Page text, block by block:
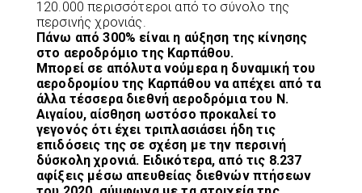
120.000 περισσότεροι από το σύνολο της
περσινής χρονιάς.
Πάνω από 300% είναι η αύξηση της κίνησης
στο αεροδρόμιο της Καρπάθου.
Μπορεί σε απόλυτα νούμερα η δυναμική του
αεροδρομίου της Καρπάθου να απέχει από τα
άλλα τέσσερα διεθνή αεροδρόμια του Ν.
Αιγαίου, αίσθηση ωστόσο προκαλεί το
γεγονός ότι έχει τριπλασιάσει ήδη τις
επιδόσεις της σε σχέση με την περσινή
δύσκολη χρονιά. Ειδικότερα, από τις 8.237
αφίξεις μέσω απευθείας διεθνών πτήσεων